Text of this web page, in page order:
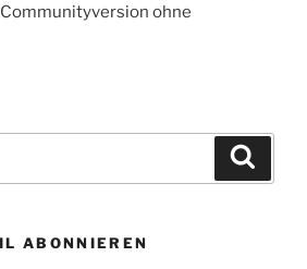
ohne
ABONNIEREN